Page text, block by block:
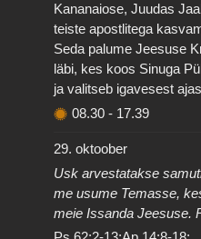
Kananaiose, Juudas
teiste apostlitega
Seda palume Jeesuse
läbi, kes koos Sinuga
ja valitseb igavesest
08.30 - 17.39
29. oktoober
Usk arvestatakse
me usume Temasse,
meie Issanda Jeesuse.